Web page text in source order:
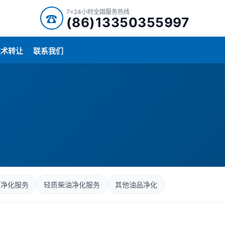
☎
7x24小时全国服务热线
(86)13350355997
转让 联系我们
化服务 轻质柴油净化服务 其他油品净化